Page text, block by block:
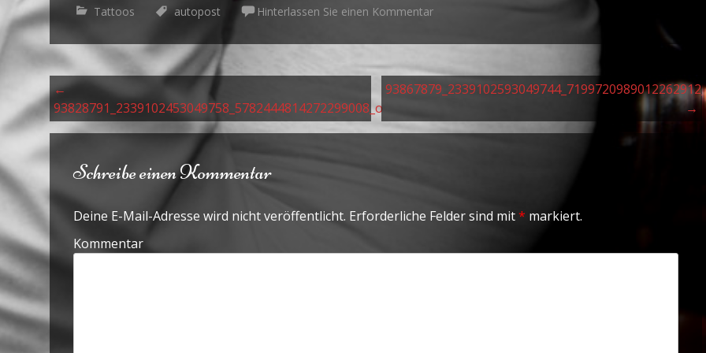
Tattoos autopost Hinterlassen Sie einen Kommentar
Beitrags Navigation
←
93828791_2339102453049758_5782444814272299008_o
→
Schreibe einen Kommentar
Deine E-Mail-Adresse wird nicht veröffentlicht. Erforderliche Felder sind mit* markiert.
Kommentar